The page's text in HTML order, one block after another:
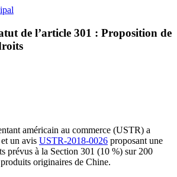
de l’article 301 : Proposition de
américain au commerce (USTR) a
et un avis USTR-2018-0026 proposant une
prévus à la Section 301 (10 %) sur 200
originaires de Chine.